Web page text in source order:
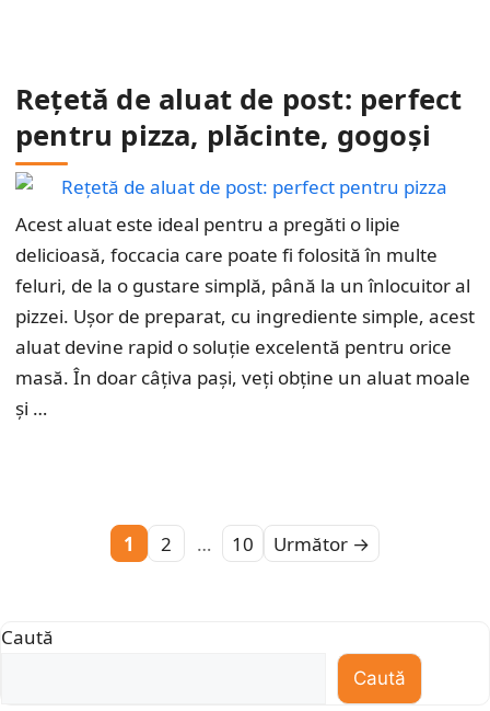
Rețetă de aluat de post: perfect
pentru pizza, plăcinte, gogoși
Acest aluat este ideal pentru a pregăti o lipie
delicioasă, foccacia care poate fi folosită în multe
feluri, de la o gustare simplă, până la un înlocuitor al
pizzei. Ușor de preparat, cu ingrediente simple, acest
aluat devine rapid o soluție excelentă pentru orice
masă. În doar câțiva pași, veți obține un aluat moale
și …
Pagina
1 Pagina
2 … Pagina
10 Următor →
Caută
Caută